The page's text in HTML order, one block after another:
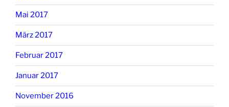
Mai 2017
März 2017
Februar 2017
Januar 2017
November 2016